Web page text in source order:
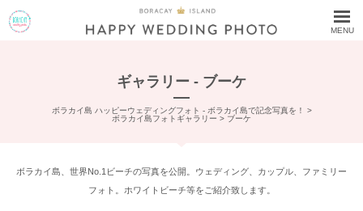
MENU
ギャラリー - ブーケ
ボラカイ島 ハッピーウェディングフォト - ボラカイ島で記念写真を！
>
ボラカイ島フォトギャラリー > ブーケ
ボラカイ島、世界No.1ビーチの写真を公開。ウェディング、カップル、ファミリー
フォト。ホワイトビーチ等をご紹介致します。